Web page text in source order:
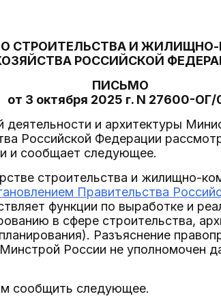
СТРОИТЕЛЬСТВА И
РОССИЙСКОЙ
ПИСЬМО
от 3 октября 2025 г. N 27600-ОГ/
и архитектуры
Российской Федерации
и сообщает следующее.
строительства и жилищно-
Правительства
функции по выработке и
в сфере строительства,
Разъяснение
России не уполномочен
сообщить следующее.